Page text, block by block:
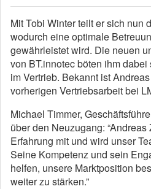
Mit Tobi Winter teilt er sich nun
wodurch eine optimale
gewährleistet wird. Die neuen
von BT.innotec böten ihm
im Vertrieb. Bekannt ist
vorherigen Vertriebsarbeit bei
Michael Timmer,
über den Neuzugang:
Erfahrung mit und wird unser
Seine Kompetenz und sein
helfen, unsere Marktposition
weiter zu stärken.”